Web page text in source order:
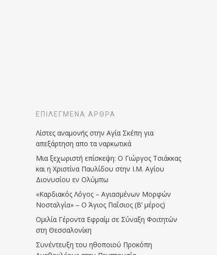
ΕΠΙΛΕΓΜΈΝΑ ΆΡΘΡΑ
Λίστες αναμονής στην Αγία Σκέπη για
απεξάρτηση απο τα ναρκωτικά
Μια ξεχωριστή επίσκεψη: Ο Γιώργος Τσιάκκας
και η Χριστίνα Παυλίδου στην Ι.Μ. Αγίου
Διονυσίου εν Ολύμπω
«Καρδιακός Λόγος – Αγιασμένων Μορφών
Νοσταλγία» – Ο Άγιος Παΐσιος (Β’ μέρος)
Ομιλία Γέροντα Εφραίμ σε Σύναξη Φοιτητών
στη Θεσσαλονίκη
Συνέντευξη του ηθοποιού Προκόπη